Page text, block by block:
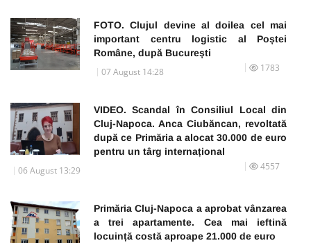
FOTO. Clujul devine al doilea cel mai
important centru logistic al Poștei
Române, după București
07 August 14:28 1783
VIDEO. Scandal în Consiliul Local din
Cluj-Napoca. Anca Ciubăncan, revoltată
după ce Primăria a alocat 30.000 de euro
pentru un târg internațional
06 August 13:29 4557
Primăria Cluj-Napoca a aprobat vânzarea
a trei apartamente. Cea mai ieftină
locuință costă aproape 21.000 de euro